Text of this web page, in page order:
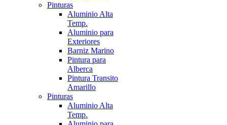
Pinturas
Aluminio Alta
Temp.
Aluminio para
Exteriores
Barniz Marino
Pintura para
Alberca
Pintura Transito
Amarillo
Pinturas
Aluminio Alta
Temp.